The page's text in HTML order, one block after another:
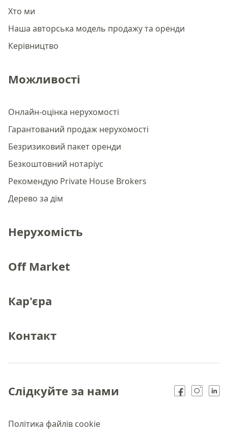
Хто ми
Наша авторська модель продажу та оренди
Керівництво
Можливості
Онлайн-оцінка нерухомості
Гарантований продаж нерухомості
Безризиковий пакет оренди
Безкоштовний нотаріус
Рекомендую Private House Brokers
Дерево за дім
Нерухомість
Off Market
Кар'єра
Контакт
Політика файлів cookie
Слідкуйте за нами